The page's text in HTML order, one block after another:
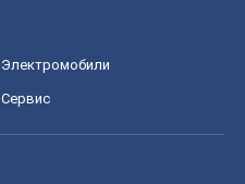
Электромобили
Сервис